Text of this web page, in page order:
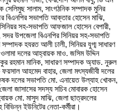
সেলিমুছ সালাম, সাংগঠনিক সম্পাদক মুনির
বিএনপির সভাপতি আক্তার হোসেন মাঝি,
সহ-সভাপতি আফজাল হোসেন বেপারী,
উপজেলা বিএনপির সিনিয়র সহ-সভাপতি
হযরত আলী ঢালী, সিনিয়র যুগ্ম সাধারণ
দলের আহ্বায়ক মাও. জসিম উদ্দিন
রহমান মানিক, সাধারণ সম্পাদক অ্যাড. নুরুল
আহমেদ বাহার, জেলা মৎস্যজীবী দলের
দলের সভাপতি মো. এনায়েত উল্যাহ খোকন,
জাসাসের সদস্য সচিব মোবারক হোসেন
মো. মাসুদ মাঝি, জেলা ছাত্রদলের
ইউনিটের নেতা-কর্মীরা।